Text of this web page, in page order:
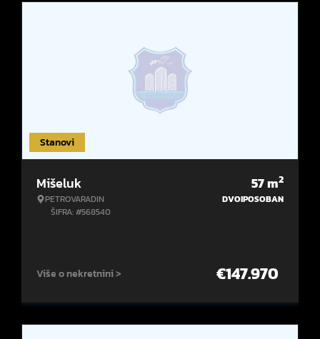
Stanovi
Mišeluk
PETROVARADIN
ŠIFRA: #568540
57m2
DVOIPOSOBAN
Više o nekretnini > €147.970